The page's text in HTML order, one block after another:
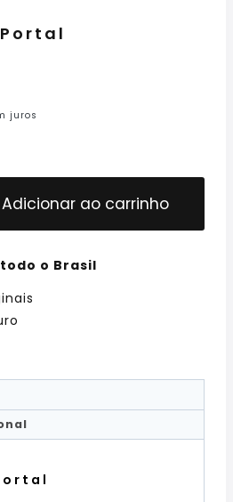
juros
Adicionar ao carrinho
o Brasil